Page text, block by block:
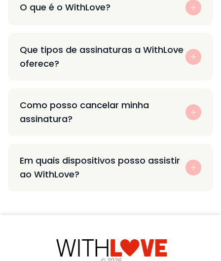
O que é o WithLove?
Que tipos de assinaturas a WithLove
oferece?
Como posso cancelar minha
assinatura?
Em quais dispositivos posso assistir
ao WithLove?